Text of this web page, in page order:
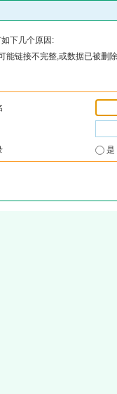
下几个原因:
能链接不完整,或数据已被删